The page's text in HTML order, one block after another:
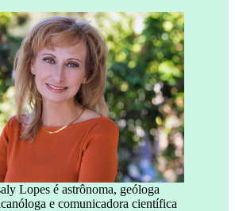
Lopes é astrônoma, geóloga
e comunicadora científica